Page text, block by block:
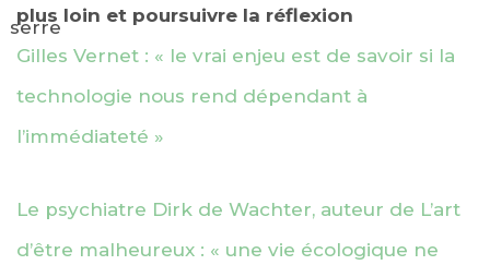
serre
plus loin et poursuivre la réflexion
Gilles Vernet : « le vrai enjeu est de savoir si la
technologie nous rend dépendant à
l’immédiateté »
Le psychiatre Dirk de Wachter, auteur de L’art
d’être malheureux : « une vie écologique ne